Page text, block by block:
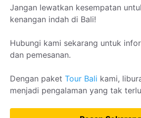
Jangan lewatkan kesempatan
kenangan indah di Bali!
Hubungi kami sekarang untuk
dan pemesanan.
Dengan paket Tour Bali kami,
menjadi pengalaman yang tak